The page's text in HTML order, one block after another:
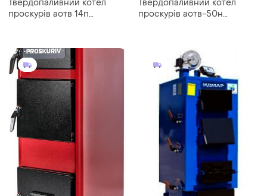
Твердопаливний котел
проскурів аотв 14п
Твердопаливний котел
проскурів аотв-50н